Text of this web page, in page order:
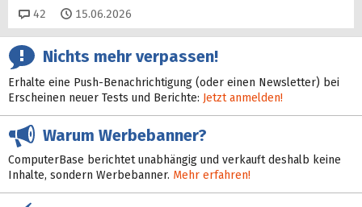
42 Kommentare
15.06.2026
Nichts mehr verpassen!
Erhalte eine Push-Benachrichtigung (oder einen Newsletter) bei
Erscheinen neuer Tests und Berichte: Jetzt anmelden!
Warum Werbebanner?
ComputerBase berichtet unabhängig und verkauft deshalb keine
Inhalte, sondern Werbebanner. Mehr erfahren!